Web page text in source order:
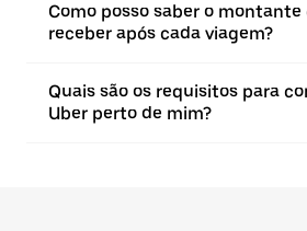
Como posso saber o montante
receber após cada viagem?
Quais são os requisitos para
Uber perto de mim?